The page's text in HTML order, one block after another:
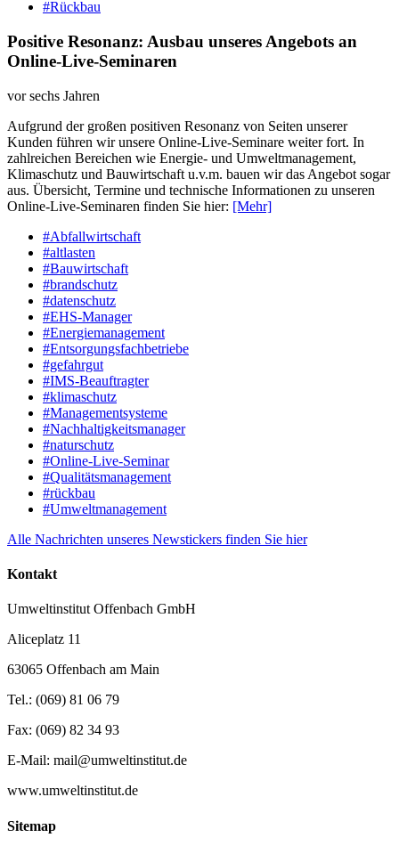
#Rückbau
Positive Resonanz: Ausbau unseres Angebots an
Online-Live-Seminaren
vor sechs Jahren
Aufgrund der großen positiven Resonanz von Seiten unserer
Kunden führen wir unsere Online-Live-Seminare weiter fort. In
zahlreichen Bereichen wie Energie- und Umweltmanagement,
Klimaschutz und Bauwirtschaft u.v.m. bauen wir das Angebot sogar
aus. Übersicht, Termine und technische Informationen zu unseren
Online-Live-Seminaren finden Sie hier: [Mehr]
#Abfallwirtschaft
#altlasten
#Bauwirtschaft
#brandschutz
#datenschutz
#EHS-Manager
#Energiemanagement
#Entsorgungsfachbetriebe
#gefahrgut
#IMS-Beauftragter
#klimaschutz
#Managementsysteme
#Nachhaltigkeitsmanager
#naturschutz
#Online-Live-Seminar
#Qualitätsmanagement
#rückbau
#Umweltmanagement
Alle Nachrichten unseres Newstickers finden Sie hier
Kontakt
Umweltinstitut Offenbach GmbH
Aliceplatz 11
63065 Offenbach am Main
Tel.: (069) 81 06 79
Fax: (069) 82 34 93
E-Mail: mail@umweltinstitut.de
www.umweltinstitut.de
Sitemap